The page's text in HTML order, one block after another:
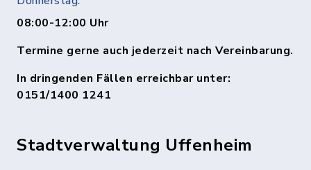
08:00-12:00 Uhr
Termine gerne auch jederzeit nach Vereinbarung.
In dringenden Fällen erreichbar unter:
0151/1400 1241
Stadtverwaltung Uffenheim